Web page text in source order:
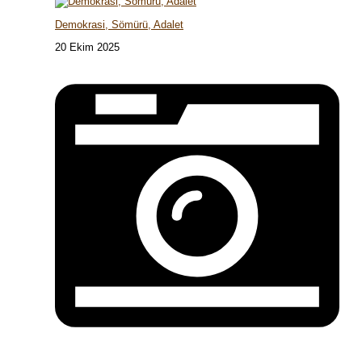
Demokrasi, Sömürü, Adalet
20 Ekim 2025